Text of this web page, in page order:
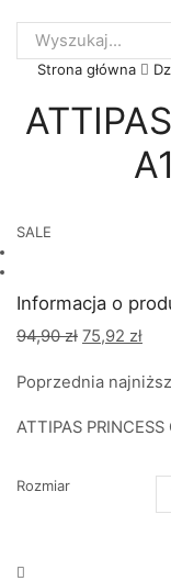
Search
inputStrona główna
SALE
Informacja o
94,90zł Pierwotna
wynosiła:
75,92 zł
Poprzednia
ATTIPAS PRINCESS
Rozmiar